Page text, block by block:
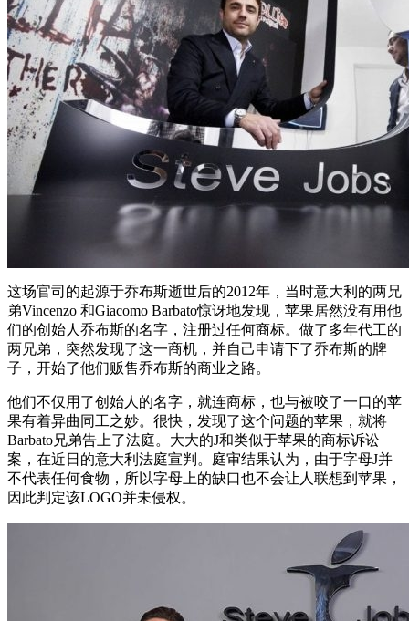
这场官司的起源于乔布斯逝世后的2012年，当时意大利的两兄
弟Vincenzo 和Giacomo Barbato惊讶地发现，苹果居然没有用他
们的创始人乔布斯的名字，注册过任何商标。做了多年代工的
两兄弟，突然发现了这一商机，并自己申请下了乔布斯的牌
子，开始了他们贩售乔布斯的商业之路。
他们不仅用了创始人的名字，就连商标，也与被咬了一口的苹
果有着异曲同工之妙。很快，发现了这个问题的苹果，就将
Barbato兄弟告上了法庭。大大的J和类似于苹果的商标诉讼
案，在近日的意大利法庭宣判。庭审结果认为，由于字母J并
不代表任何食物，所以字母上的缺口也不会让人联想到苹果，
因此判定该LOGO并未侵权。